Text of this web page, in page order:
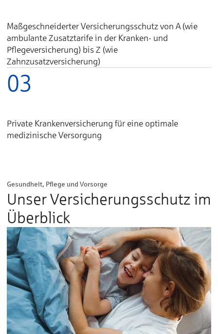
Maßgeschneiderter Versicherungsschutz von A (wie
ambulante Zusatztarife in der Kranken- und
Pflegeversicherung) bis Z (wie
Zahnzusatzversicherung)
03
Private Krankenversicherung für eine optimale
medizinische Versorgung
Gesundheit, Pflege und Vorsorge
Unser Versicherungs­schutz im
Überblick